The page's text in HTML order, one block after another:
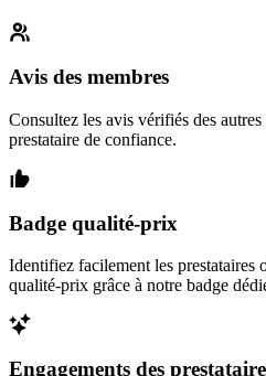
Avis des membres
Consultez les avis vérifiés des
prestataire de confiance.
Badge qualité-prix
Identifiez facilement les prestataires
qualité-prix grâce à notre badge
Engagements des